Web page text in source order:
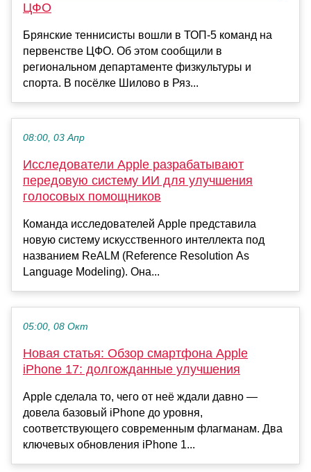
ЦФО
Брянские теннисисты вошли в ТОП-5 команд на
первенстве ЦФО. Об этом сообщили в
региональном департаменте физкультуры и
спорта. В посёлке Шилово в Ряз...
08:00, 03 Апр
Исследователи Apple разрабатывают
передовую систему ИИ для улучшения
голосовых помощников
Команда исследователей Apple представила
новую систему искусственного интеллекта под
названием ReALM (Reference Resolution As
Language Modeling). Она...
05:00, 08 Окт
Новая статья: Обзор смартфона Apple
iPhone 17: долгожданные улучшения
Apple сделала то, чего от неё ждали давно —
довела базовый iPhone до уровня,
соответствующего современным флагманам. Два
ключевых обновления iPhone 1...